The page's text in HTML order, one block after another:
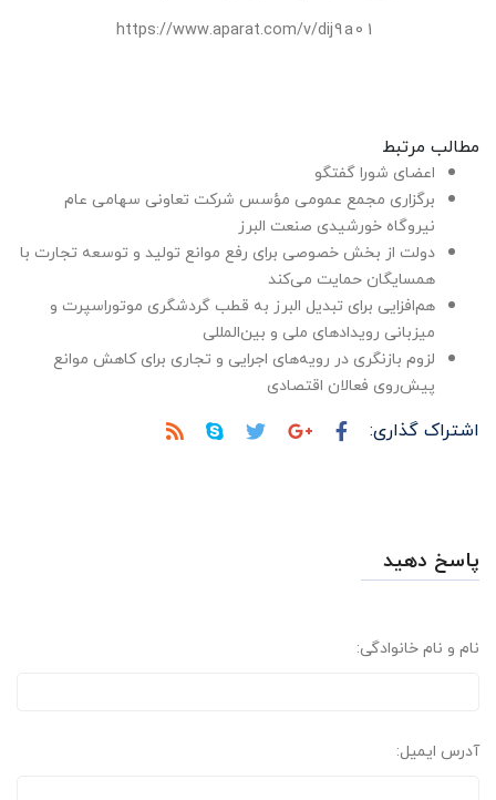
https://www.aparat.com/v/dij9a01
مطالب مرتبط
اعضای شورا گفتگو
برگزاری مجمع عمومی مؤسس شرکت تعاونی سهامی عام
نیروگاه خورشیدی صنعت البرز
دولت از بخش خصوصی برای رفع موانع تولید و توسعه تجارت با
همسایگان حمایت می‌کند
هم‌افزایی برای تبدیل البرز به قطب گردشگری موتوراسپرت و
میزبانی رویدادهای ملی و بین‌المللی
لزوم بازنگری در رویه‌های اجرایی و تجاری برای کاهش موانع
پیش‌روی فعالان اقتصادی
اشتراک گذاری:
پاسخ دهید
نام و نام خانوادگی:
آدرس ایمیل: